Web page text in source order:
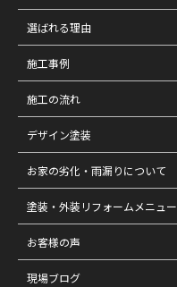
選ばれる理由
施工事例
施工の流れ
デザイン塗装
お家の劣化・雨漏りについて
塗装・外装リフォームメニュー
お客様の声
現場ブログ